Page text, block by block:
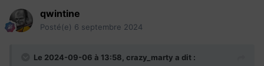
qwintine
Posté(e) 6 septembre 2024
Le 2024-09-06 à 13:58, crazy_marty a dit :